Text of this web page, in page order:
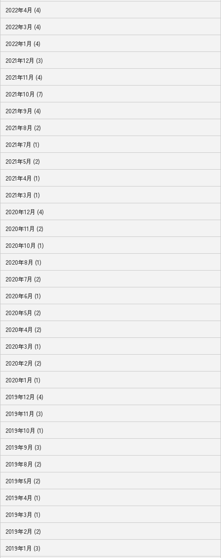
2022年4月 (4)
2022年3月 (4)
2022年1月 (4)
2021年12月 (3)
2021年11月 (4)
2021年10月 (7)
2021年9月 (4)
2021年8月 (2)
2021年7月 (1)
2021年5月 (2)
2021年4月 (1)
2021年3月 (1)
2020年12月 (4)
2020年11月 (2)
2020年10月 (1)
2020年8月 (1)
2020年7月 (2)
2020年6月 (1)
2020年5月 (2)
2020年4月 (2)
2020年3月 (1)
2020年2月 (2)
2020年1月 (1)
2019年12月 (4)
2019年11月 (3)
2019年10月 (1)
2019年9月 (3)
2019年8月 (2)
2019年5月 (2)
2019年4月 (1)
2019年3月 (1)
2019年2月 (2)
2019年1月 (3)